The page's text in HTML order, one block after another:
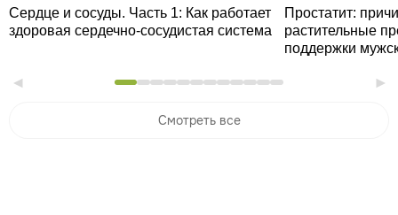
Сердце и сосуды. Часть 1: Как работает
здоровая сердечно-сосудистая система
Простатит:
растительные
поддержки
Смотреть все